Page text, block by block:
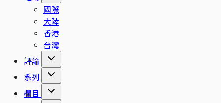
國際
大陸
香港
台灣
評論
系列
欄目